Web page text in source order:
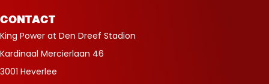
CONTACT
King Power at Den Dreef Stadion
Kardinaal Mercierlaan 46
3001 Heverlee